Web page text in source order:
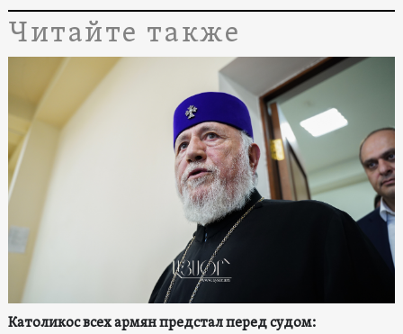
Читайте также
Католикос всех армян предстал перед судом: